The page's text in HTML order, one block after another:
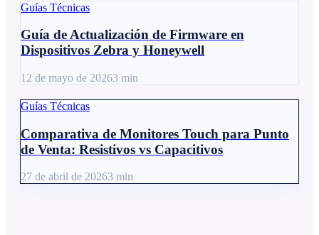
Guías Técnicas
Guía de Actualización de Firmware en
Dispositivos Zebra y Honeywell
12 de mayo de 20263 min
Guías Técnicas
Comparativa de Monitores Touch para Punto
de Venta: Resistivos vs Capacitivos
27 de abril de 20263 min